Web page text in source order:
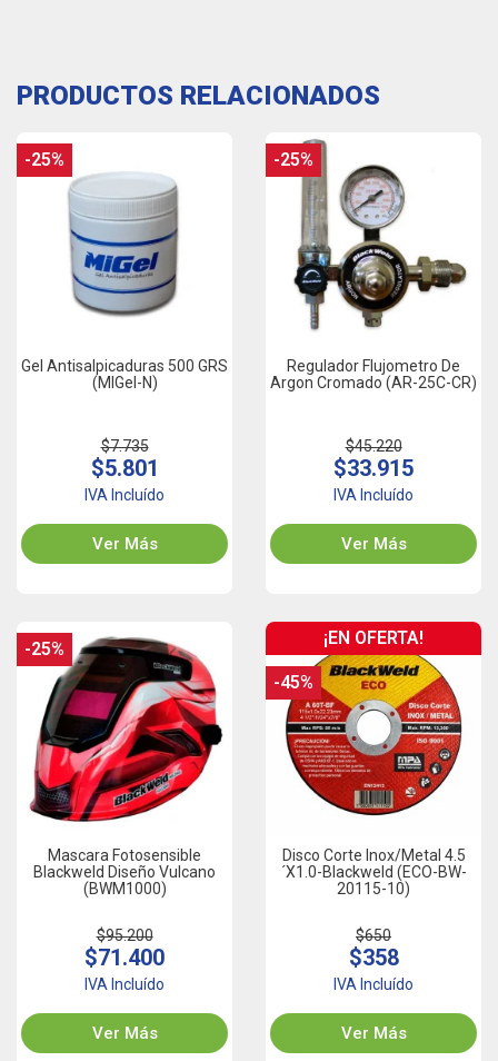
PRODUCTOS RELACIONADOS
Gel Antisalpicaduras 500 GRS
(MIGel-N)
$7.735
$5.801
IVA Incluído
Ver Más
-25%
Regulador Flujometro De
Argon Cromado (AR-25C-CR)
$45.220
$33.915
IVA Incluído
Ver Más
-25%
Mascara Fotosensible
Blackweld Diseño Vulcano
(BWM1000)
$95.200
$71.400
IVA Incluído
Ver Más
-25%
Disco Corte Inox/Metal 4.5
´x1.0-Blackweld (ECO-BW-
20115-10)
$650
$358
IVA Incluído
Ver Más
¡EN OFERTA!
-45%